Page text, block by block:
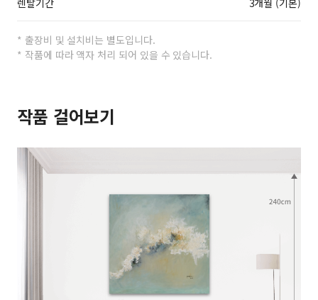
렌탈기간 3개월 (기본)
* 출장비 및 설치비는 별도입니다.
* 작품에 따라 액자 처리 되어 있을 수 있습니다.
작품 걸어보기